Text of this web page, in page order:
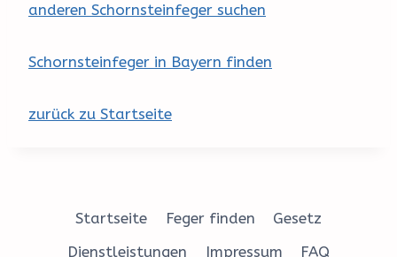
anderen Schornsteinfeger suchen
Schornsteinfeger in Bayern finden
zurück zu Startseite
Startseite Feger finden
Gesetz
Dienstleistungen
Impressum FAQ